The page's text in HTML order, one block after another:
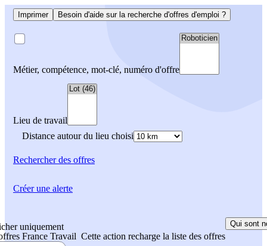
Imprimer Besoin d'aide sur la recherche d'offres d'emploi ?
Métier, compétence, mot-clé, numéro d'offre
Lieu de travail
Distance autour du lieu choisi
Rechercherdes offres
uniquement
France Travail Cette action recharge la liste des offres
Qui sont
Créer une alerte